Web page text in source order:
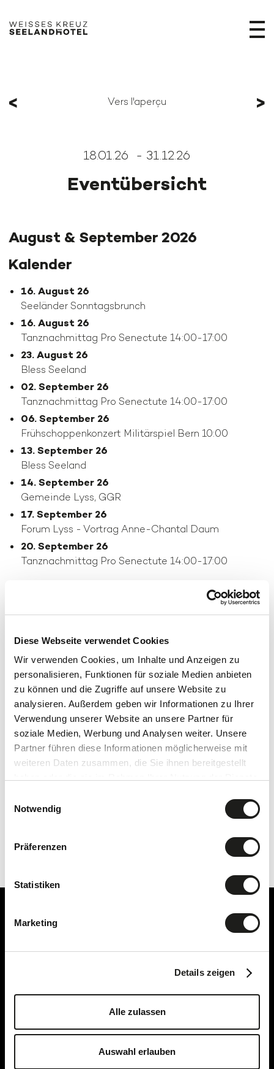
Diese Webseite verwendet Cookies
Wir verwenden Cookies, um Inhalte und Anzeigen zu
personalisieren, Funktionen für soziale Medien anbieten
zu können und die Zugriffe auf unsere Website zu
analysieren. Außerdem geben wir Informationen zu Ihrer
Verwendung unserer Website an unsere Partner für
soziale Medien, Werbung und Analysen weiter. Unsere
Partner führen diese Informationen möglicherweise mit
weiteren Daten zusammen, die Sie ihnen bereitgestellt
Notwendig
Präferenzen
Statistiken
Marketing
Details zeigen
Alle zulassen
Auswahl erlauben
< Vers l'aperçu >
18.01.26 - 31.12.26
Eventübersicht
August & September 2026
Kalender
16. August 26
Seeländer Sonntagsbrunch
16. August 26
Tanznachmittag Pro Senectute 14:00-17:00
23. August 26
Bless Seeland
02. September 26
Tanznachmittag Pro Senectute 14:00-17:00
06. September 26
Frühschoppenkonzert Militärspiel Bern 10:00
13. September 26
Bless Seeland
14. September 26
Gemeinde Lyss, GGR
17. September 26
Forum Lyss - Vortrag Anne-Chantal Daum
20. September 26
Tanznachmittag Pro Senectute 14:00-17:00
SEELANDRÉVES
SEELANDLOISIRS